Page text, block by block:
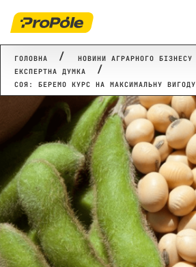
ГОЛОВНА
НОВИНИ АГРАРНОГО БІЗНЕСУ
ЕКСПЕРТНА ДУМКА
СОЯ: БЕРЕМО КУРС НА МАКСИМАЛЬНУ ВИГОДУ